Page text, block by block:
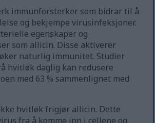
immunforsterker som bidrar til å
og bekjempe virusinfeksjoner.
egenskaper og
som allicin. Disse aktiverer
naturlig immunitet. Studier
hvitløk daglig kan redusere
med 63 % sammenlignet med
hvitløk frigjør allicin. Dette
fra å komme inn i cellene og